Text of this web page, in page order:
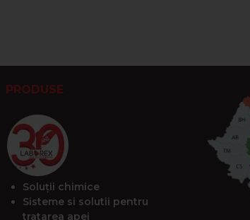
PRODUSE
Soluții chimice
Sisteme si solutii pentru
tratarea apei